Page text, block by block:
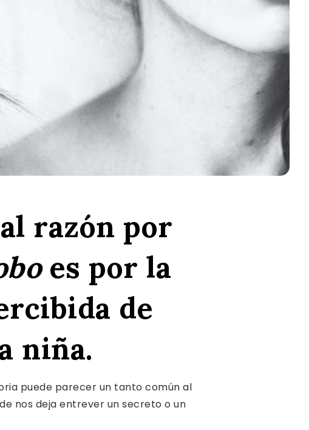
razón por
es por la
de
niña.
puede parecer un tanto común al
nos deja entrever un secreto o un